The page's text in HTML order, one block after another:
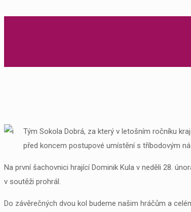
Tým Sokola Dobrá, za který v letošním ročníku
před koncem postupové umístění s tříbodovým
Na první šachovnici hrající Dominik Kula v neděli 28.
v soutěži prohrál.
Do závěrečných dvou kol budeme našim hráčům a